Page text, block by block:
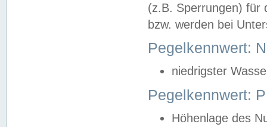
(z.B. Sperrungen) für
bzw. werden bei
Pegelkennwert:
niedrigster
Pegelkennwert:
Höhenlage des